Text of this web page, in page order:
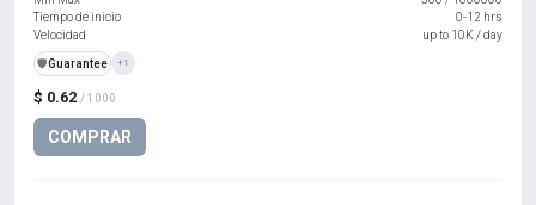
$ 0.62 / 1000
COMPRAR
Tiempo de inicio
0-12 hrs
Velocidad
up to 10K / day
️🛡️Guarantee +1